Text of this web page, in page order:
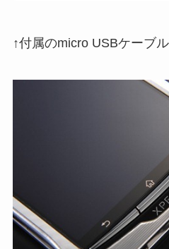
↑付属のmicro USBケーブ